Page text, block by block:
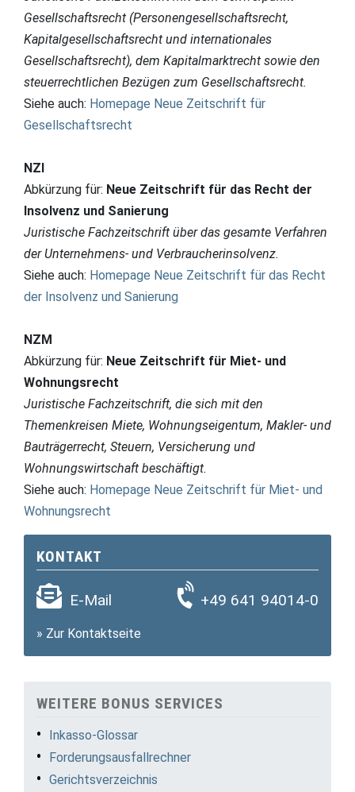
Gesellschaftsrecht (Personengesellschaftsrecht,
Kapitalgesellschaftsrecht und internationales
Gesellschaftsrecht), dem Kapitalmarktrecht sowie den
steuerrechtlichen Bezügen zum Gesellschaftsrecht.
Siehe auch: Homepage Neue Zeitschrift für
Gesellschaftsrecht
NZI
Abkürzung für: Neue Zeitschrift für das Recht der
Insolvenz und Sanierung
Juristische Fachzeitschrift über das gesamte Verfahren
der Unternehmens- und Verbraucherinsolvenz.
Siehe auch: Homepage Neue Zeitschrift für das Recht
der Insolvenz und Sanierung
NZM
Abkürzung für: Neue Zeitschrift für Miet- und
Wohnungsrecht
Juristische Fachzeitschrift, die sich mit den
Themenkreisen Miete, Wohnungseigentum, Makler- und
Bauträgerrecht, Steuern, Versicherung und
Wohnungswirtschaft beschäftigt.
Siehe auch: Homepage Neue Zeitschrift für Miet- und
Wohnungsrecht
KONTAKT
E-Mail +49 641 94014-0
» Zur Kontaktseite
WEITERE BONUS SERVICES
Inkasso-Glossar
Forderungsausfallrechner
Gerichtsverzeichnis